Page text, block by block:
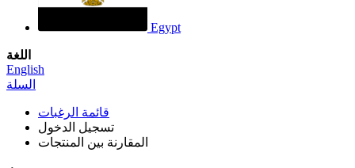
Egypt
اللغة
English
السلة
قائمة الرغبات
تسجيل الدخول
المقارنة بين المنتجات